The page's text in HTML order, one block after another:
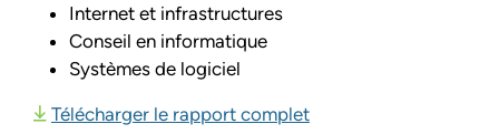
Internet et infrastructures
Conseil en informatique
Systèmes de logiciel
Télécharger le rapport complet